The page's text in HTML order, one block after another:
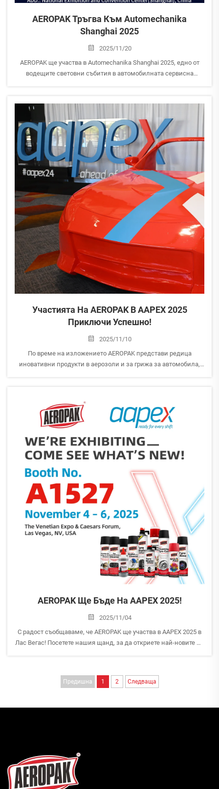
AEROPAK Тръгва Към Automechanika
Shanghai 2025
2025/11/20
AEROPAK ще участва в Automechanika Shanghai 2025, едно от
водещите световни събития в автомобилната сервисна
Изложение: Automechanika Shan...
Участията На AEROPAK В AAPEX 2025
Приключи Успешно!
2025/11/10
По време на изложението AEROPAK представи редица
иновативни продукти в аерозоли и за грижа за автомобила,
AEROPAK Ще Бъде На AAPEX 2025!
2025/11/04
С радост съобщаваме, че AEROPAK ще участва в AAPEX 2025 в
Лас Вегас! Посетете нашия щанд, за да откриете най-новите ни
Предишна 1 2 Следваща